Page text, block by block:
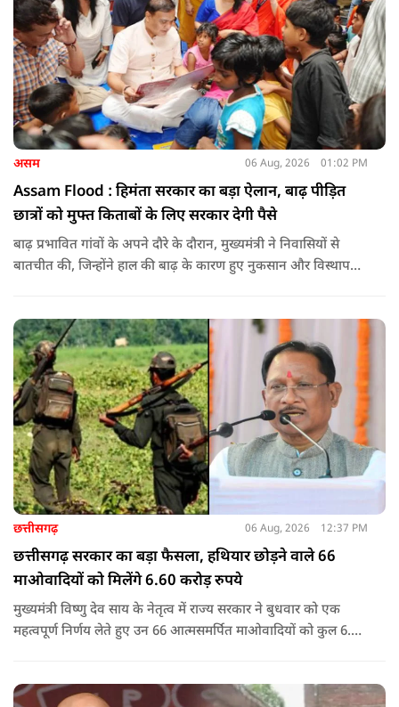
असम 06 Aug, 2026 01:02 PM
Assam Flood : हिमंता सरकार का बड़ा ऐलान, बाढ़ पीड़ित
छात्रों को मुफ्त किताबों के लिए सरकार देगी पैसे
बाढ़ प्रभावित गांवों के अपने दौरे के दौरान, मुख्यमंत्री ने निवासियों से
बातचीत की, जिन्होंने हाल की बाढ़ के कारण हुए नुकसान और विस्थापन
छत्तीसगढ़ 06 Aug, 2026 12:37 PM
छत्तीसगढ़ सरकार का बड़ा फैसला, हथियार छोड़ने वाले 66
माओवादियों को मिलेंगे 6.60 करोड़ रुपये
मुख्यमंत्री विष्णु देव साय के नेतृत्व में राज्य सरकार ने बुधवार को एक
महत्वपूर्ण निर्णय लेते हुए उन 66 आत्मसमर्पित माओवादियों को कुल 6.60